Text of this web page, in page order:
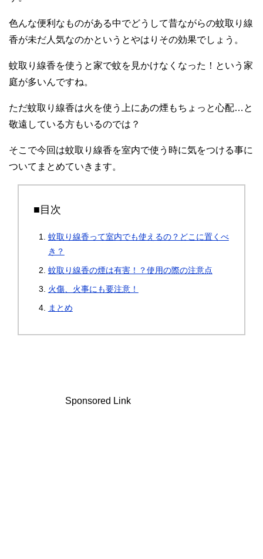
色んな便利なものがある中でどうして昔ながらの蚊取り線
香が未だ人気なのかというとやはりその効果でしょう。
蚊取り線香を使うと家で蚊を見かけなくなった！という家
庭が多いんですね。
ただ蚊取り線香は火を使う上にあの煙もちょっと心配…と
敬遠している方もいるのでは？
そこで今回は蚊取り線香を室内で使う時に気をつける事に
ついてまとめていきます。
■目次
蚊取り線香って室内でも使えるの？どこに置くべ
き？
蚊取り線香の煙は有害！？使用の際の注意点
火傷、火事にも要注意！
まとめ
Sponsored Link